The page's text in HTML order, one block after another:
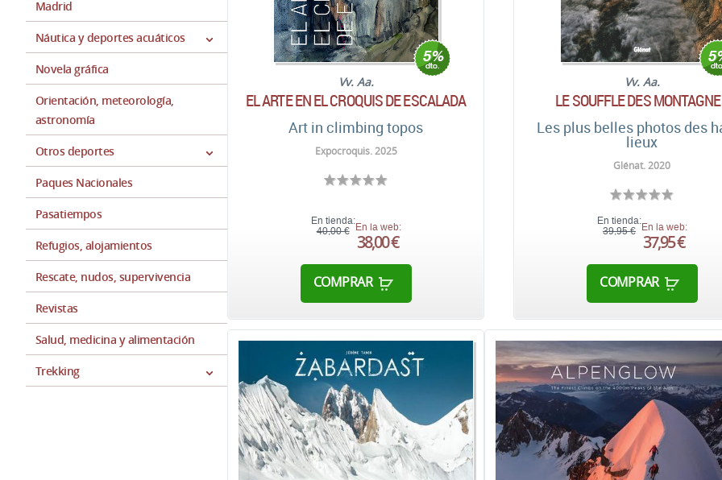
Madrid
Náutica y deportes acuáticos
Novela gráfica
Orientación, meteorología,
astronomía
Otros deportes
Paques Nacionales
Pasatiempos
Refugios, alojamientos
Rescate, nudos, supervivencia
Revistas
Salud, medicina y alimentación
Trekking
Vv. Aa.
EL ARTE EN EL CROQUIS DE ESCALADA
Art in climbing topos
Expocroquis. 2025
En tienda:
40,00 € En la web:
38,00 €
COMPRAR
Vv. Aa.
LE SOUFFLE DES
Les plus belles photos des
lieux
Glénat. 2020
En tienda:
39,95 € En la web:
37,95 €
COMPRAR